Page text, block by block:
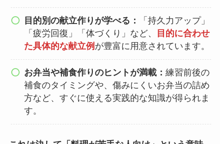
目的別の献立作りが学べる：
「持久力アップ」
「疲労回復」「体づくり」など、
目的に合わせ
た具体的な献立例 が豊富に用意されています。
お弁当や補食作りのヒントが満載：練習前後の
補食のタイミングや、傷みにくいお弁当の詰め
方など、すぐに使える実践的な知識が得られま
す。